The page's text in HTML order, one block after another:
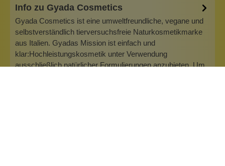
Info zu Gyada Cosmetics
Gyada Cosmetics ist eine umweltfreundliche, vegane und
selbstverständlich tierversuchsfreie Naturkosmetikmarke
aus Italien. Gyadas Mission ist einfach und
klar:Hochleistungskosmetik unter Verwendung
ausschließlich natürlicher Formulierungen anzubieten. Um